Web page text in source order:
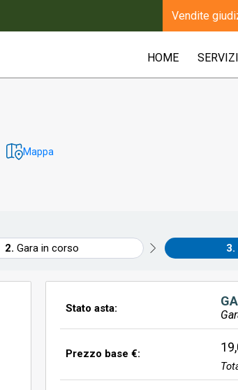
HOME SERVIZI
Mappa
Gara in corso
Stato asta:
Prezzo base €:
Vendite